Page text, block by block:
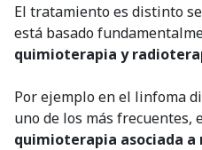
El tratamiento es distinto
está basado
quimioterapia y
Por ejemplo en el linfoma
uno de los más frecuentes,
quimioterapia asociada